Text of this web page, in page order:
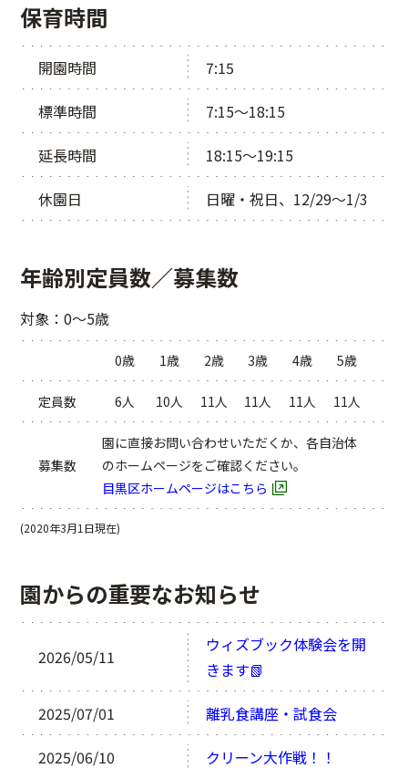
保育時間
開園時間
7:15
標準時間
7:15～18:15
延長時間
18:15～19:15
休園日
日曜・祝日、12/29～1/3
年齢別定員数／募集数
対象：0～5歳
0歳 1歳 2歳 3歳 4歳 5歳
定員数 6人 10人 11人 11人 11人 11人
募集数
園に直接お問い合わせいただくか、各自治体
のホームページをご確認ください。
目黒区ホームページはこちら
(2020年3月1日現在)
園からの重要なお知らせ
2026/05/11
ウィズブック体験会を開
きます📗
2025/07/01
離乳食講座・試食会
2025/06/10
クリーン大作戦！！